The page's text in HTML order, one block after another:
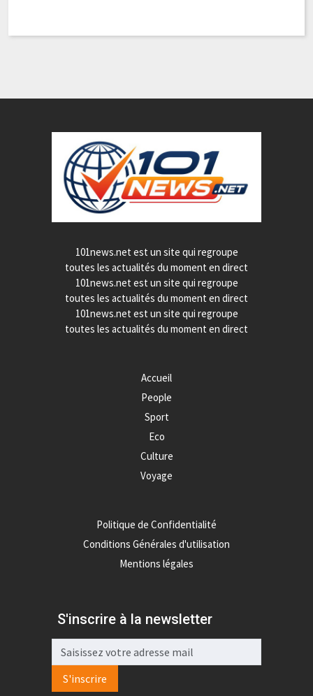
101news.net est un site qui regroupe
toutes les actualités du moment en direct
101news.net est un site qui regroupe
toutes les actualités du moment en direct
101news.net est un site qui regroupe
toutes les actualités du moment en direct
Accueil
People
Sport
Eco
Culture
Voyage
Politique de Confidentialité
Conditions Générales d'utilisation
Mentions légales
S'inscrire à la newsletter
S'inscrire